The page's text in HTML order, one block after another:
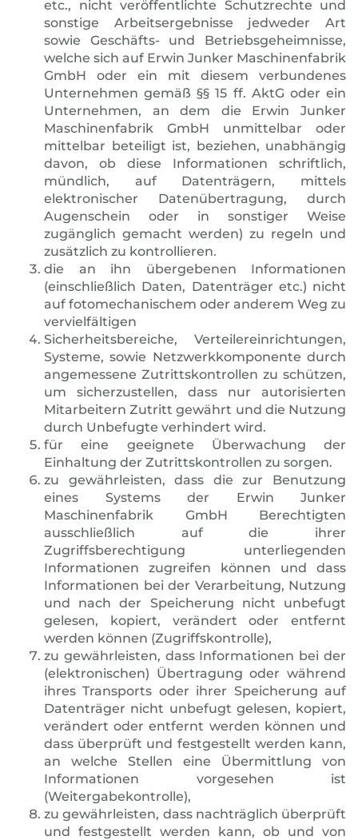
etc., nicht veröffentlichte Schutzrechte und
sonstige Arbeitsergebnisse jedweder Art
sowie Geschäfts- und Betriebsgeheimnisse,
welche sich auf Erwin Junker Maschinenfabrik
GmbH oder ein mit diesem verbundenes
Unternehmen gemäß §§ 15 ff. AktG oder ein
Unternehmen, an dem die Erwin Junker
Maschinenfabrik GmbH unmittelbar oder
mittelbar beteiligt ist, beziehen, unabhängig
davon, ob diese Informationen schriftlich,
mündlich, auf Datenträgern, mittels
elektronischer Datenübertragung, durch
Augenschein oder in sonstiger Weise
zugänglich gemacht werden) zu regeln und
zusätzlich zu kontrollieren.
die an ihn übergebenen Informationen
(einschließlich Daten, Datenträger etc.) nicht
auf fotomechanischem oder anderem Weg zu
vervielfältigen
Sicherheitsbereiche, Verteilereinrichtungen,
Systeme, sowie Netzwerkkomponente durch
angemessene Zutrittskontrollen zu schützen,
um sicherzustellen, dass nur autorisierten
Mitarbeitern Zutritt gewährt und die Nutzung
durch Unbefugte verhindert wird.
für eine geeignete Überwachung der
Einhaltung der Zutrittskontrollen zu sorgen.
zu gewährleisten, dass die zur Benutzung
eines Systems der Erwin Junker
Maschinenfabrik GmbH Berechtigten
ausschließlich auf die ihrer
Zugriffsberechtigung unterliegenden
Informationen zugreifen können und dass
Informationen bei der Verarbeitung, Nutzung
und nach der Speicherung nicht unbefugt
gelesen, kopiert, verändert oder entfernt
werden können (Zugriffskontrolle),
zu gewährleisten, dass Informationen bei der
(elektronischen) Übertragung oder während
ihres Transports oder ihrer Speicherung auf
Datenträger nicht unbefugt gelesen, kopiert,
verändert oder entfernt werden können und
dass überprüft und festgestellt werden kann,
an welche Stellen eine Übermittlung von
Informationen vorgesehen ist
(Weitergabekontrolle),
zu gewährleisten, dass nachträglich überprüft
und festgestellt werden kann, ob und von